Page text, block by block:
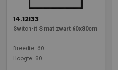
14.12133
Switch-it S mat zwart 60x80cm
Breedte: 60
Hoogte: 80